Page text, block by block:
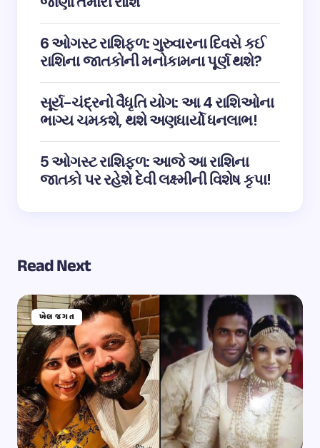
6 ઓગસ્ટ રાશિફળ: ગુરુવારના દિવસે કઈ
રાશિના જાતકોની મનોકામના પૂર્ણ થશે?
સૂર્ય-ચંદ્રનો વૈધૃતિ યોગ: આ 4 રાશિઓના
ભાગ્ય ચમકશે, થશે અણધાર્યો ધનલાભ!
5 ઓગસ્ટ રાશિફળ: આજે આ રાશિના
જાતકો પર રહેશે દેવી લક્ષ્મીની વિશેષ કૃપા!
Read Next
ખેલ જગત